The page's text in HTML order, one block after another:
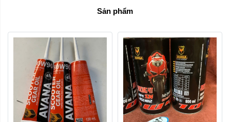
Sản phẩm